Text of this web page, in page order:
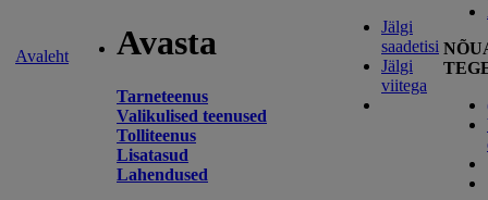
Avaleht Avasta
Tarneteenus
Valikulised teenused
Tolliteenus
Lisatasud
Lahendused
Jälgi
saadetisi
Jälgi
viitega